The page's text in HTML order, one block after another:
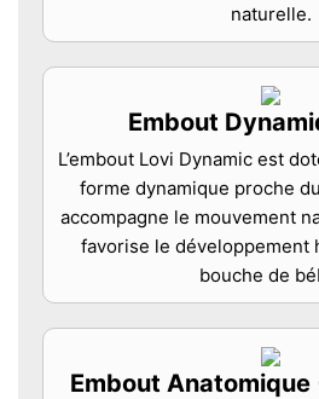
naturelle.
Embout
L’embout Lovi Dynamic est
forme dynamique proche
accompagne le mouvement
favorise le développement
bouche de
Embout